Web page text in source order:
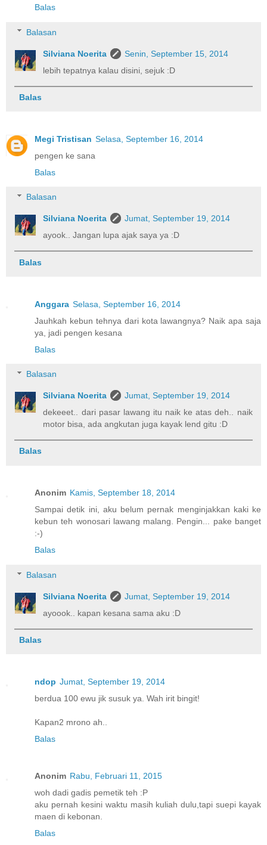
Balas
Balasan
Silviana Noerita
Senin, September 15, 2014
lebih tepatnya kalau disini, sejuk :D
Balas
Megi Tristisan Selasa, September 16, 2014
pengen ke sana
Balas
Balasan
Silviana Noerita
Jumat, September 19, 2014
ayook.. Jangan lupa ajak saya ya :D
Balas
Anggara Selasa, September 16, 2014
Jauhkah kebun tehnya dari kota lawangnya? Naik apa saja
ya, jadi pengen kesana
Balas
Balasan
Silviana Noerita
Jumat, September 19, 2014
dekeeet.. dari pasar lawang itu naik ke atas deh.. naik
motor bisa, ada angkutan juga kayak lend gitu :D
Balas
Anonim Kamis, September 18, 2014
Sampai detik ini, aku belum pernak menginjakkan kaki ke
kebun teh wonosari lawang malang. Pengin... pake banget
:-)
Balas
Balasan
Silviana Noerita
Jumat, September 19, 2014
ayoook.. kapan kesana sama aku :D
Balas
ndop Jumat, September 19, 2014
berdua 100 ewu jik susuk ya. Wah irit bingit!
Kapan2 mrono ah..
Balas
Anonim Rabu, Februari 11, 2015
woh dadi gadis pemetik teh :P
aku pernah kesini waktu masih kuliah dulu,tapi suepi kayak
maen di kebonan.
Balas